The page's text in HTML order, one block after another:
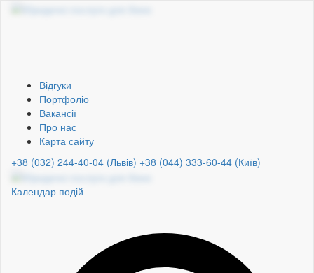
Відгуки
Портфоліо
Вакансії
Про нас
Карта сайту
+38 (032) 244-40-04 (Львів) +38 (044) 333-60-44 (Київ)
Календар подій